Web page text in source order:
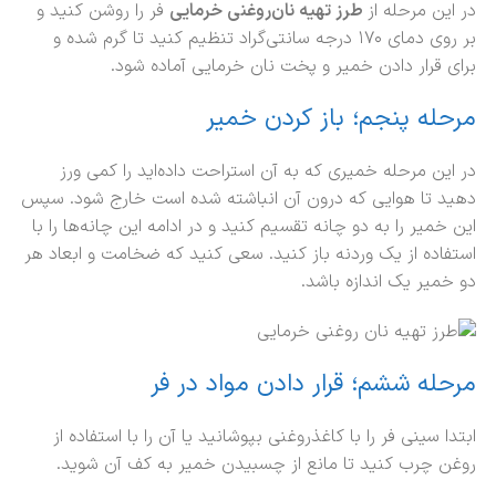
در این مرحله از طرز تهیه نان‌روغنی خرمایی فر را روشن کنید و
بر روی دمای ۱۷۰ درجه سانتی‌گراد تنظیم کنید تا گرم شده و
برای قرار دادن خمیر و پخت نان خرمایی آماده شود.
مرحله پنجم؛ باز کردن خمیر
در این مرحله خمیری که به آن استراحت داده‌اید را کمی ورز
دهید تا هوایی که درون آن انباشته شده است خارج شود. سپس
این خمیر را به دو چانه تقسیم کنید و در ادامه این چانه‌ها را با
استفاده از یک وردنه باز کنید. سعی کنید که ضخامت و ابعاد هر
دو خمیر یک اندازه باشد.
مرحله ششم؛ قرار دادن مواد در فر
ابتدا سینی فر را با کاغذروغنی بپوشانید یا آن را با استفاده از
روغن چرب کنید تا مانع از چسبیدن خمیر به کف آن شوید.